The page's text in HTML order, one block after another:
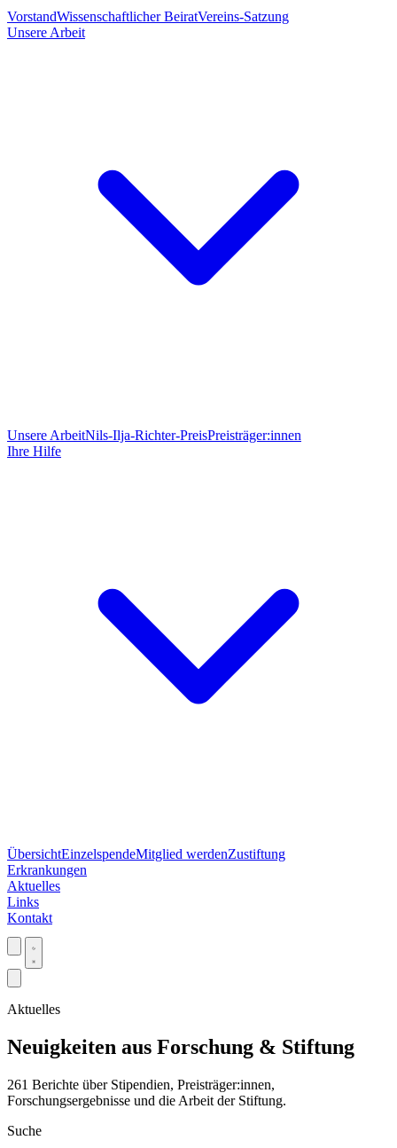
VorstandWissenschaftlicher BeiratVereins-Satzung
Unsere Arbeit
Unsere ArbeitNils-Ilja-Richter-PreisPreisträger:innen
Ihre Hilfe
ÜbersichtEinzelspendeMitglied werdenZustiftung
Erkrankungen
Aktuelles
Links
Kontakt
Aktuelles
Neuigkeiten aus Forschung & Stiftung
261 Berichte über Stipendien, Preisträger:innen,
Forschungsergebnisse und die Arbeit der Stiftung.
Suche